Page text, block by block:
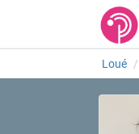
Loué